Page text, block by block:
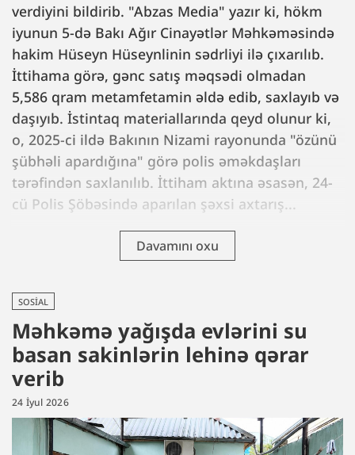
verdiyini bildirib. "Abzas Media" yazır ki, hökm
iyunun 5-də Bakı Ağır Cinayətlər Məhkəməsində
hakim Hüseyn Hüseynlinin sədrliyi ilə çıxarılıb.
İttihama görə, gənc satış məqsədi olmadan
5,586 qram metamfetamin əldə edib, saxlayıb və
daşıyıb. İstintaq materiallarında qeyd olunur ki,
o, 2025-ci ildə Bakının Nizami rayonunda "özünü
şübhəli apardığına" görə polis əməkdaşları
tərəfindən saxlanılıb. İttiham aktına əsasən, 24-
cü Polis Şöbəsində aparılan şəxsi axtarış...
Davamını oxu
SOSIAL
Məhkəmə yağışda evlərini su
basan sakinlərin lehinə qərar
verib
24 İyul 2026